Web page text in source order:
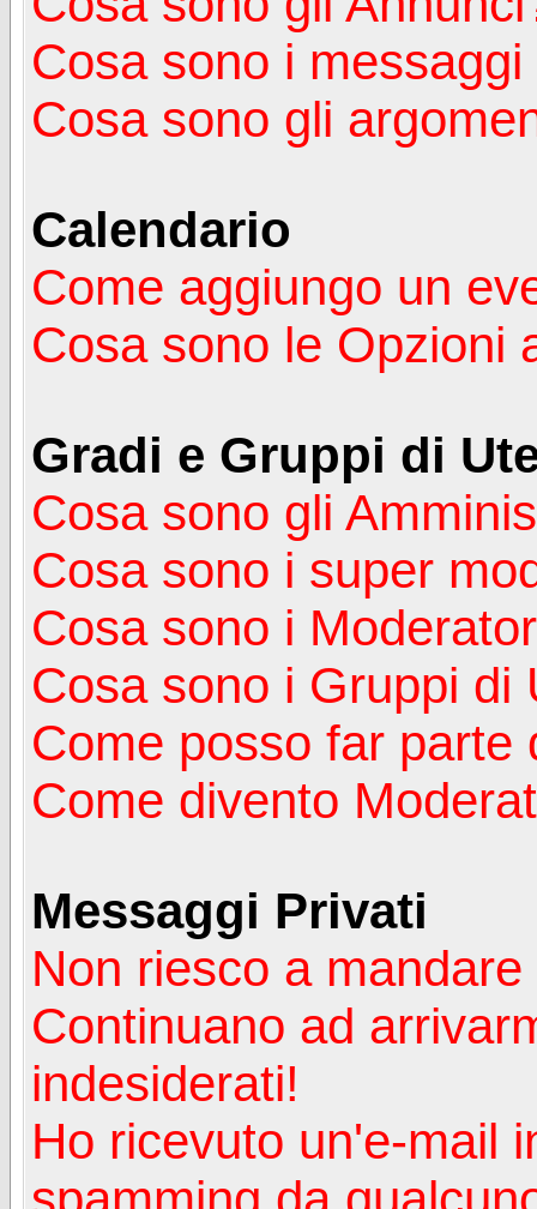
Cosa sono i
Cosa sono gli
Calendario
Come aggiungo un
Cosa sono le Opzioni
Gradi e Gruppi di
Cosa sono gli
Cosa sono i super
Cosa sono i
Cosa sono i Gruppi di
Come posso far parte
Come divento
Messaggi Privati
Non riesco a
Continuano ad
indesiderati!
Ho ricevuto un'e-mail